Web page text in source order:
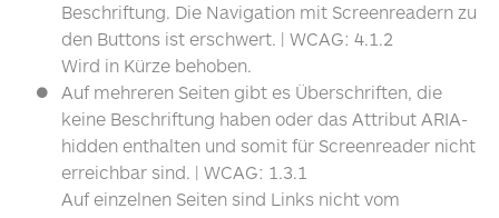
Beschriftung. Die Navigation mit Screenreadern zu
den Buttons ist erschwert. | WCAG: 4.1.2
Wird in Kürze behoben.
Auf mehreren Seiten gibt es Überschriften, die
keine Beschriftung haben oder das Attribut ARIA-
hidden enthalten und somit für Screenreader nicht
erreichbar sind. | WCAG: 1.3.1
Auf einzelnen Seiten sind Links nicht vom